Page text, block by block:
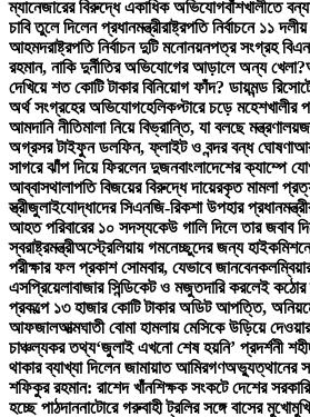
ম্যানেজারের বিরুদ্ধে একাধিক অভিযোগবাঁশখালীতে
চাবি তুলে দিলেন প্রধানমন্ত্রীরাষ্ট্রপতি নির্বাচনে ১১
আহমদরাষ্ট্রপতি নির্বাচন দুটি মনোনয়নপত্র সংগ্রহ
রহমান, নাকি দুর্নীতির অভিযোগের আড়ালে অন্য খেলা?
দেখিয়ে শত কোটি টাকার বিনিয়োগ ফাঁদ? ডায়মন্ড
অর্থ সংগ্রহের অভিযোগহেলিকপ্টারে চড়ে মহেশখালীর
আমদানি নীতিমালা নিয়ে বিভ্রান্তি, যা বলছে মন্ত্রণালয়
অগ্রসর টাইফুন ডলফিন, ফ্লাইট ও বন্দর বন্ধ ঘোষণা
সাগরে ঝাঁপ দিয়ে ফিরলেন দুজনবাংলাদেশের ক্যাম্পে
আব্বাসথালাপতি বিজয়ের বিরুদ্ধে দায়েরকৃত মামলা
স্ত্রীজুলাইযোদ্ধাদের সিএনজি-রিকশা উপহার
আহত পরিবারের ১০ সদস্যকেউ গালি দিলে তার জবাব
স্বরাষ্ট্রমন্ত্রীঅস্ট্রেলিয়ায় গমনেচ্ছুদের জন্য
পরীক্ষার ফল প্রকাশ সোমবার, যেভাবে জানবেন
এসপ্রিয়েলাবাজার সিন্ডিকেট ও মজুতদারি করলেই
প্রকল্পে ১৩ হাজার কোটি টাকার অডিট আপত্তি,
আফজালআত্মঘাতী বোমা হামলায় মেসিকে উড়িয়ে
চাঞ্চল্যকর তথ্য‘জুলাই এখনো শেষ হয়নি’ প্রদর্শনী
থাকার ব্যাখ্যা দিলেন জামায়াত আমিরগণঅভ্যুত্থানের
শফিকুর রহমান: রাশেদ খাঁনশিক্ষক সংকটে দেশের
হচ্ছে পাঠদাননাটোরে গরুবাহী ট্রলির সঙ্গে বাসের